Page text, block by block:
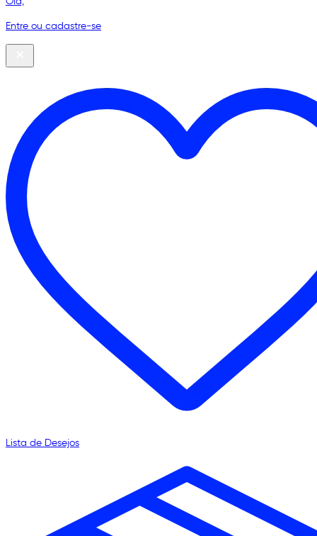
Entre ou cadastre-se
Lista de Desejos